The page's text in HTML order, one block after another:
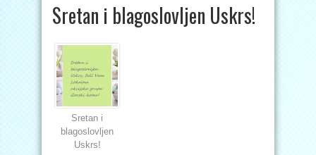
Sretan i blagoslovljen Uskrs!
Sretan i
blagoslovljen
Uskrs!